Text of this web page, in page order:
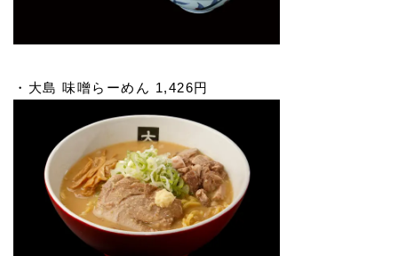
・大島 味噌らーめん 1,426円